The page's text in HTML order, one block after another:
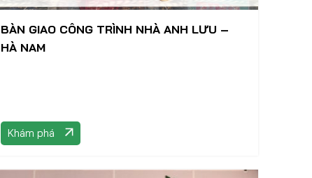
BÀN GIAO CÔNG TRÌNH NHÀ ANH LƯU –
HÀ NAM
Khám phá